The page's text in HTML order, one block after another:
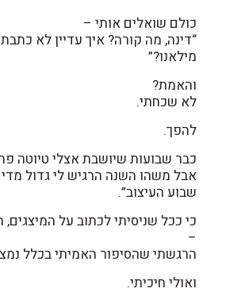
כולם שואלים אותי –
“דינה, מה קורה? איך עדיין לא
מילאנו?”
והאמת?
לא שכחתי.
להפך.
כבר שבועות שיושבת אצלי טיוטה
אבל משהו השנה הרגיש לי גדול מדי
שבוע העיצוב”.
כי ככל שניסיתי לכתוב על
–
הרגשתי שהסיפור האמיתי בכלל
ואולי חיכיתי.